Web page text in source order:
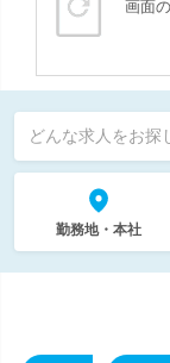
画面
どんな求人をお探
勤務地・本社